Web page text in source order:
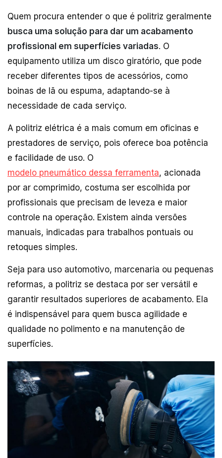
Quem procura entender o que é politriz geralmente
busca uma solução para dar um acabamento
profissional em superfícies variadas. O
equipamento utiliza um disco giratório, que pode
receber diferentes tipos de acessórios, como
boinas de lã ou espuma, adaptando-se à
necessidade de cada serviço.
A politriz elétrica é a mais comum em oficinas e
prestadores de serviço, pois oferece boa potência
e facilidade de uso. O
modelo pneumático dessa ferramenta, acionada
por ar comprimido, costuma ser escolhida por
profissionais que precisam de leveza e maior
controle na operação. Existem ainda versões
manuais, indicadas para trabalhos pontuais ou
retoques simples.
Seja para uso automotivo, marcenaria ou pequenas
reformas, a politriz se destaca por ser versátil e
garantir resultados superiores de acabamento. Ela
é indispensável para quem busca agilidade e
qualidade no polimento e na manutenção de
superfícies.